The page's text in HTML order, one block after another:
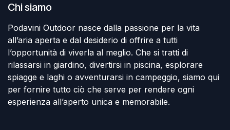
Chi siamo
Podavini Outdoor nasce dalla passione per la vita
all’aria aperta e dal desiderio di offrire a tutti
l’opportunità di viverla al meglio. Che si tratti di
rilassarsi in giardino, divertirsi in piscina, esplorare
spiagge e laghi o avventurarsi in campeggio, siamo qui
per fornire tutto ciò che serve per rendere ogni
esperienza all’aperto unica e memorabile.